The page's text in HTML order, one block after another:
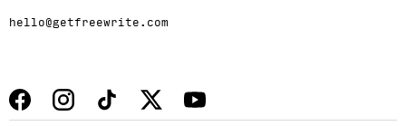
hello@getfreewrite.com